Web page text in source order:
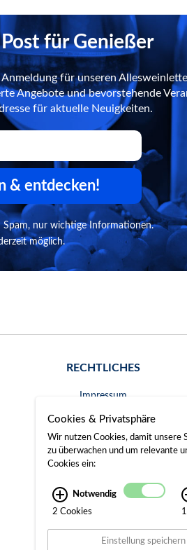
für Genießer
für unseren
Angebote und bevorstehende
für aktuelle Neuigkeiten.
& entdecken!
Spam, nur wichtige Informationen.
möglich.
RECHTLICHES
Impressum
AGB
Widerrufsrecht
Gerichtsstand
Cookies & Privatsphäre
Wir nutzen Cookies, damit unsere
zu überwachen und um relevante
Cookies ein:
Notwendig
2 Cookies
Einstellung speichern